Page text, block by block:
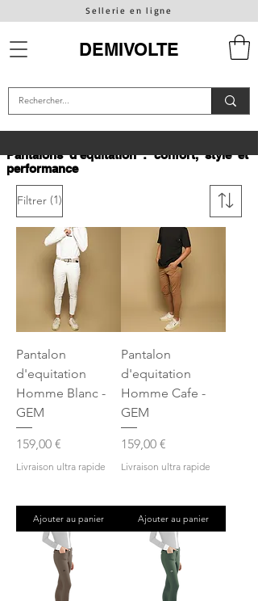
Sellerie en ligne
DEMIVOLTE
Pantalons d'équitation : confort, style et
performance
Filtrer (1)
Pantalon
d'equitation
Homme Blanc -
GEM
Prix
159,00 €
Livraison ultra rapide
Ajouter au panier
Pantalon
d'equitation
Homme Cafe -
GEM
Prix
159,00 €
Livraison ultra rapide
Ajouter au panier